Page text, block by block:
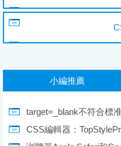
小編推薦
target=_blank不符合標
CSS編輯器：